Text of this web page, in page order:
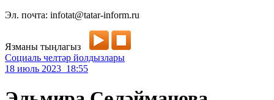
Эл. почта: infotat@tatar-inform.ru
Язманы тыңлагыз
Социаль челтәр йолдызлары
18 июль 2023 18:55